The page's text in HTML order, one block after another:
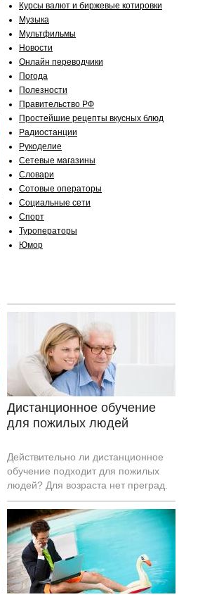
Курсы валют и биржевые котировки
Музыка
Мультфильмы
Новости
Онлайн переводчики
Погода
Полезности
Правительство РФ
Простейшие рецепты вкусных блюд
Радиостанции
Рукоделие
Сетевые магазины
Словари
Сотовые операторы
Социальные сети
Спорт
Туроператоры
Юмор
Дистанционное обучение
для пожилых людей
Действительно ли дистанционное
обучение подходит для пожилых
людей? Для возраста нет преград.